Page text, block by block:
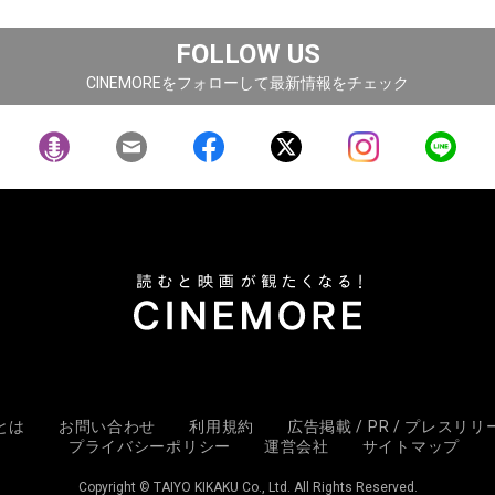
FOLLOW US
CINEMOREをフォローして最新情報をチェック
は お問い合わせ 利用規約
広告掲載 / PR / プレスリリ
プライバシーポリシー
運営会社 サイトマップ
Copyright © TAIYO KIKAKU Co., Ltd. All Rights Reserved.